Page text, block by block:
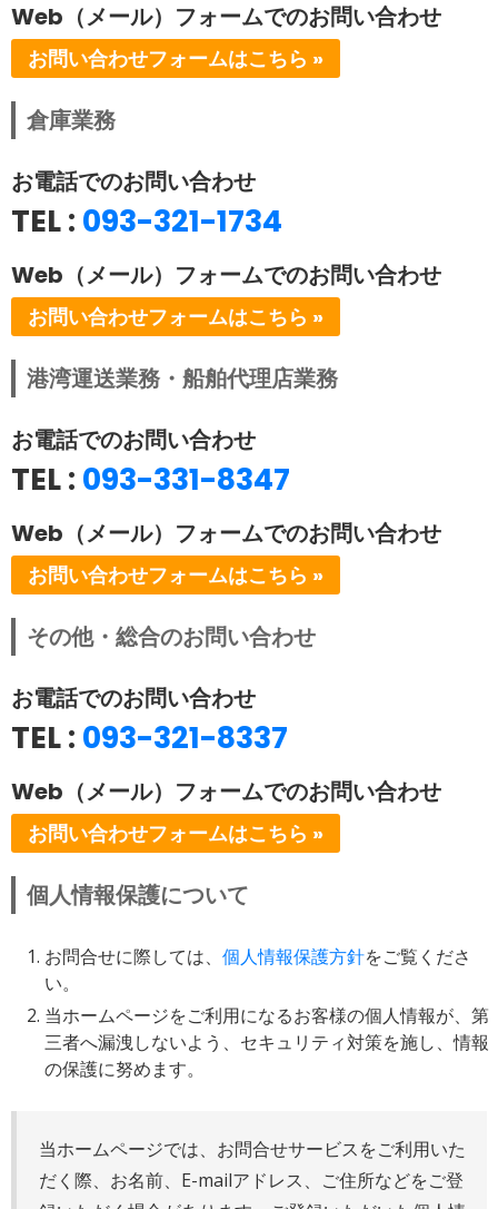
Web（メール）フォームでのお問い合わせ
お問い合わせフォームはこちら »
倉庫業務
お電話でのお問い合わせ
TEL : 093-321-1734
Web（メール）フォームでのお問い合わせ
お問い合わせフォームはこちら »
港湾運送業務・船舶代理店業務
お電話でのお問い合わせ
TEL : 093-331-8347
Web（メール）フォームでのお問い合わせ
お問い合わせフォームはこちら »
その他・総合のお問い合わせ
お電話でのお問い合わせ
TEL : 093-321-8337
Web（メール）フォームでのお問い合わせ
お問い合わせフォームはこちら »
個人情報保護について
お問合せに際しては、 個人情報保護方針をご覧くださ
い。
当ホームページをご利用になるお客様の個人情報が、第
三者へ漏洩しないよう、セキュリティ対策を施し、情報
の保護に努めます。
当ホームページでは、お問合せサービスをご利用いた
だく際、お名前、E-mailアドレス、ご住所などをご登